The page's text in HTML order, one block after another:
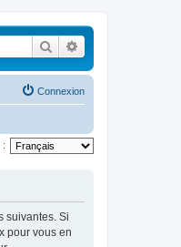
Rechercher
Connexion
:
suivantes. Si
pour vous en